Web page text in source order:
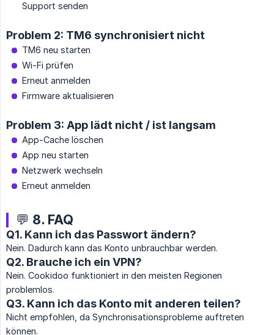
Support senden
Problem 2: TM6 synchronisiert nicht
TM6 neu starten
Wi-Fi prüfen
Erneut anmelden
Firmware aktualisieren
Problem 3: App lädt nicht / ist langsam
App-Cache löschen
App neu starten
Netzwerk wechseln
Erneut anmelden
💬 8. FAQ
Q1. Kann ich das Passwort ändern?
Nein. Dadurch kann das Konto unbrauchbar werden.
Q2. Brauche ich ein VPN?
Nein. Cookidoo funktioniert in den meisten Regionen
problemlos.
Q3. Kann ich das Konto mit anderen teilen?
Nicht empfohlen, da Synchronisationsprobleme auftreten
können.